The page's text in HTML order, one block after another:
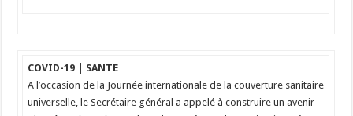
COVID-19 | SANTE
A l’occasion de la Journée internationale de la couverture sanitaire
universelle, le Secrétaire général a appelé à construire un avenir